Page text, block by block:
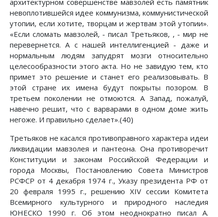
архитектурном совершенстве мавзолей есть памятник
невоплотившейся идее коммунизма, коммунистической
утопии, если хотите, творцам и жертвам этой утопии».
«Если сломать мавзолей, - писал Третьяков, , - мир не
перевернется. А с нашей интеллигенцией - даже и
нормальным людям запудрят мозги относительно
целесообразности этого акта. Но не завидую тем, кто
примет это решение и станет его реализовывать. В
этой стране их имена будут покрыты позором. В
третьем поколении не отмоются. А Запад, пожалуй,
навечно решит, что с варварами в одном доме жить
негоже. И правильно сделает».(40)
Третьяков не касался противоправного характера идеи
ликвидации мавзолея и пантеона. Она противоречит
Конституции и законам Российской Федерации и
города Москвы, Постановлению Совета Министров
РСФСР от 4 декабря 1974 г., Указу президента РФ от
20 февраля 1995 г., решению XIV сессии Комитета
Всемирного культурного и природного наследия
ЮНЕСКО 1990 г. Об этом неоднократно писал А.